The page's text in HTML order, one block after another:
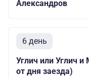
Александров
6 день
Углич или Углич
от дня заезда)